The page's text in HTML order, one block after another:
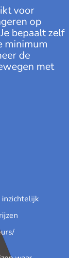
voor
op
bepaalt zelf
minimum
de
met
inzichtelijk